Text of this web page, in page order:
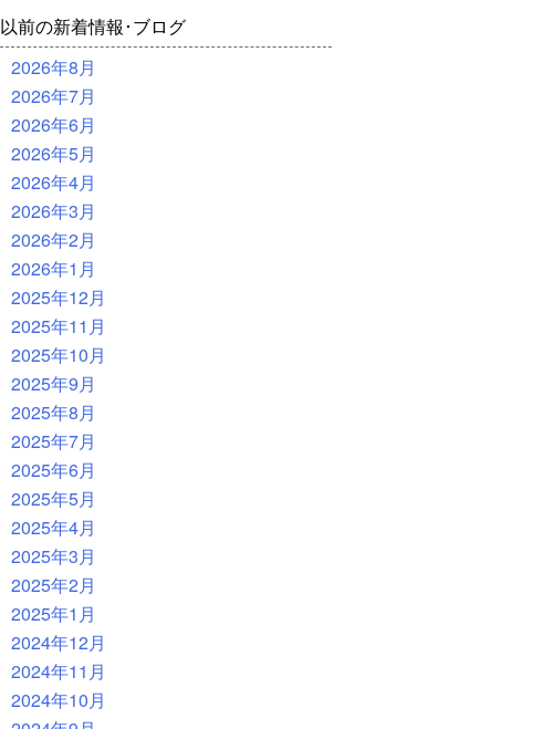
以前の新着情報･ブログ
2026年8月
2026年7月
2026年6月
2026年5月
2026年4月
2026年3月
2026年2月
2026年1月
2025年12月
2025年11月
2025年10月
2025年9月
2025年8月
2025年7月
2025年6月
2025年5月
2025年4月
2025年3月
2025年2月
2025年1月
2024年12月
2024年11月
2024年10月